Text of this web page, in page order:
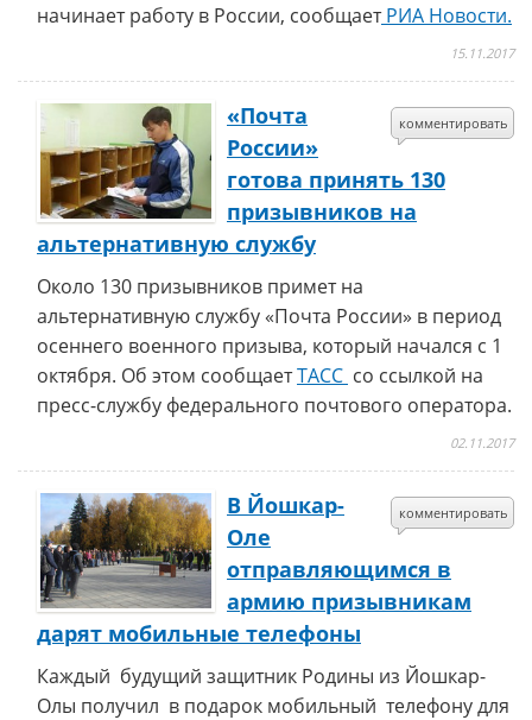
начинает работу в России, сообщаетРИА Новости.
15.11.2017
комментировать
«Почта
России»
готова принять 130
призывников на
альтернативную службу
Около 130 призывников примет на
альтернативную службу «Почта России» в период
осеннего военного призыва, который начался с 1
октября. Об этом сообщаетТАСС со ссылкой на
пресс-службу федерального почтового оператора.
02.11.2017
комментировать
В Йошкар-
Оле
отправляющимся в
армию призывникам
дарят мобильные телефоны
Каждый будущий защитник Родины из Йошкар-
Олы получил в подарок мобильный телефону для